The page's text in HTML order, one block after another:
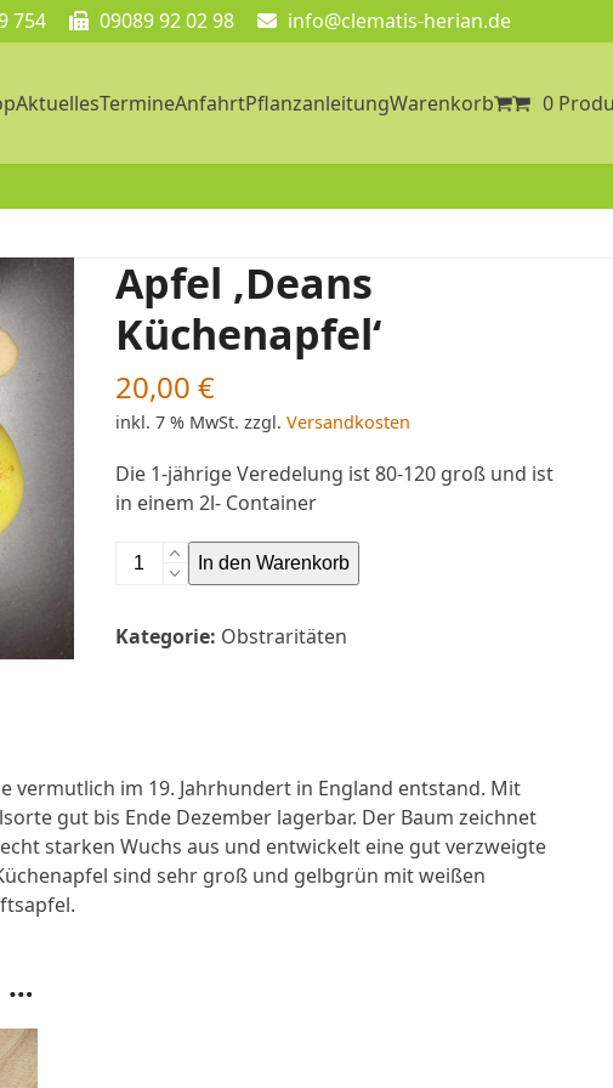
754 09089 92 02 98 info@clematis-herian.de
AktuellesTermineAnfahrtPflanzanleitungWarenkorb 0
Apfel ‚Deans
Küchenapfel‘
20,00 €
inkl. 7 % MwSt. zzgl. Versandkosten
Die 1-jährige Veredelung ist 80-120 groß und ist
in einem 2l- Container
Apfel
'Deans
Menge
In den Warenkorb
Kategorie: Obstraritäten
vermutlich im 19. Jahrhundert in England entstand. Mit
gut bis Ende Dezember lagerbar. Der Baum zeichnet
starken Wuchs aus und entwickelt eine gut verzweigte
sind sehr groß und gelbgrün mit weißen
…